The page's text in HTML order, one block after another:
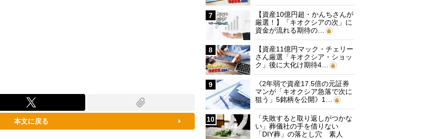
本文に戻る
7
【資産10億円超・かんちさんが
厳選！】「キオクシアの次」に
資金が流れる期待の…
8
【資産11億円マック・チェリー
さん厳選「キオクシア・ショッ
ク」後に大化け期待4…
9
《2年弱で資産17.5倍の元証券
マンが「キオクシア急落で次に
狙う」5銘柄を公開》1…
10
「失敗すると取り返しがつかな
い」葬儀社の手を借りない
「DIY葬」の落とし穴 素人